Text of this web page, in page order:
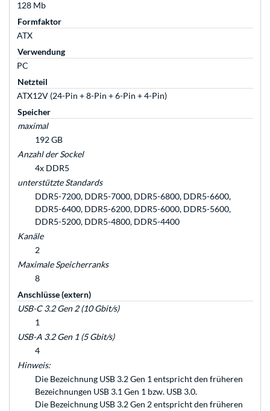
128 Mb
Formfaktor
ATX
Verwendung
PC
Netzteil
ATX12V (24-Pin + 8-Pin + 6-Pin + 4-Pin)
Speicher
maximal
192 GB
Anzahl der Sockel
4x DDR5
unterstützte Standards
DDR5-7200, DDR5-7000, DDR5-6800, DDR5-6600,
DDR5-6400, DDR5-6200, DDR5-6000, DDR5-5600,
DDR5-5200, DDR5-4800, DDR5-4400
Kanäle
2
Maximale Speicherranks
8
Anschlüsse (extern)
USB-C 3.2 Gen 2 (10 Gbit/s)
1
USB-A 3.2 Gen 1 (5 Gbit/s)
4
Hinweis:
Die Bezeichnung USB 3.2 Gen 1 entspricht den früheren
Bezeichnungen USB 3.1 Gen 1 bzw. USB 3.0.
Die Bezeichnung USB 3.2 Gen 2 entspricht den früheren